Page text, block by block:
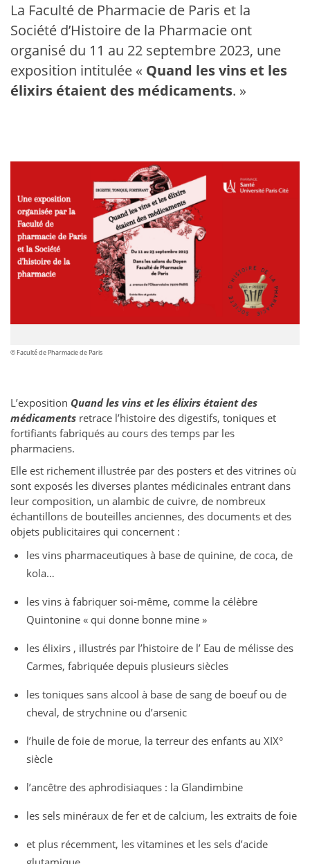
La Faculté de Pharmacie de Paris et la
Société d’Histoire de la Pharmacie ont
organisé du 11 au 22 septembre 2023, une
exposition intitulée « Quand les vins et les
élixirs étaient des médicaments. »
© Faculté de Pharmacie de Paris
L’exposition Quand les vins et les élixirs étaient des
médicaments retrace l’histoire des digestifs, toniques et
fortifiants fabriqués au cours des temps par les
pharmaciens.
Elle est richement illustrée par des posters et des vitrines où
sont exposés les diverses plantes médicinales entrant dans
leur composition, un alambic de cuivre, de nombreux
échantillons de bouteilles anciennes, des documents et des
objets publicitaires qui concernent :
les vins pharmaceutiques à base de quinine, de coca, de
kola…
les vins à fabriquer soi-même, comme la célèbre
Quintonine « qui donne bonne mine »
les élixirs , illustrés par l’histoire de l’ Eau de mélisse des
Carmes, fabriquée depuis plusieurs siècles
les toniques sans alcool à base de sang de boeuf ou de
cheval, de strychnine ou d’arsenic
l’huile de foie de morue, la terreur des enfants au XIX°
siècle
l’ancêtre des aphrodisiaques : la Glandimbine
les sels minéraux de fer et de calcium, les extraits de foie
et plus récemment, les vitamines et les sels d’acide